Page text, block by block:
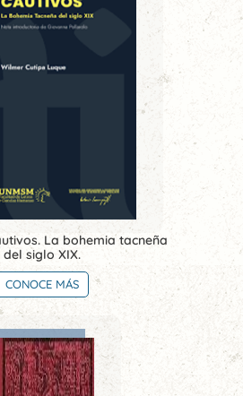
La bohemia tacneña
del siglo XIX.
CONOCE MÁS